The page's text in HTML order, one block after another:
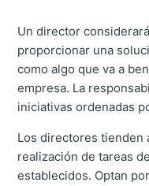
Un director
proporcionar una
como algo que va a
empresa. La
iniciativas ordenadas
Los directores tienden
realización de tareas
establecidos. Optan